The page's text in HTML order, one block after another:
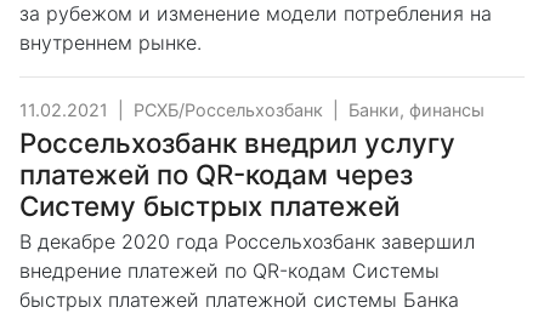
за рубежом и изменение модели потребления на
внутреннем рынке.
11.02.2021 РСХБ/Россельхозбанк Банки, финансы
Россельхозбанк внедрил услугу
платежей по QR-кодам через
Систему быстрых платежей
В декабре 2020 года Россельхозбанк завершил
внедрение платежей по QR-кодам Системы
быстрых платежей платежной системы Банка